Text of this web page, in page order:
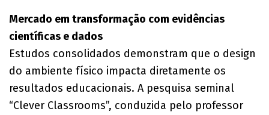
Mercado em transformação com evidências
científicas e dados
​Estudos consolidados demonstram que o design
do ambiente físico impacta diretamente os
resultados educacionais. A pesquisa seminal
“Clever Classrooms”, conduzida pelo professor